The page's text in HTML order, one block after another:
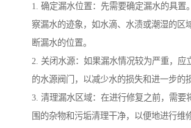
1. 确定漏水位置：先需要确定漏水的具置
察漏水的迹象，如水滴、水渍或潮湿的区
断漏水的位置。
2. 关闭水源：如果漏水情况较为严重，应
的水源阀门，以减少水的损失和进一步的
3. 清理漏水区域：在进行修复之前，需要
围的杂物和污垢清理干净，以便地进行维